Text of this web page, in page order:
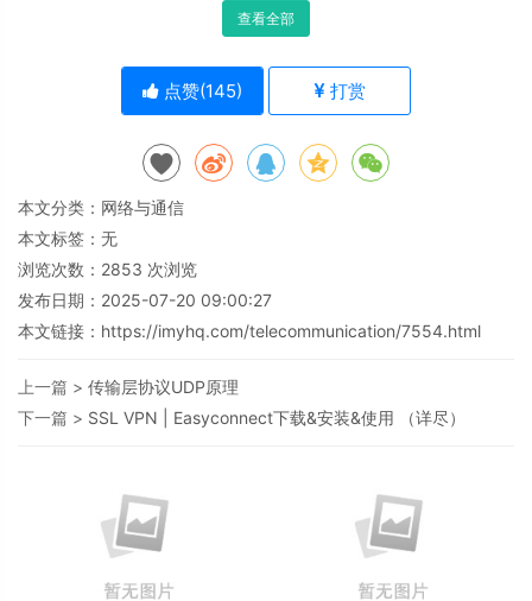
查看全部
点赞(145) 打赏
本文分类： 网络与通信
本文标签：无
浏览次数： 2853 次浏览
发布日期：2025-07-20 09:00:27
本文链接： https://imyhq.com/telecommunication/7554.html
上一篇 > 传输层协议UDP原理
下一篇 > SSL VPN | Easyconnect下载&安装&使用 （详尽）